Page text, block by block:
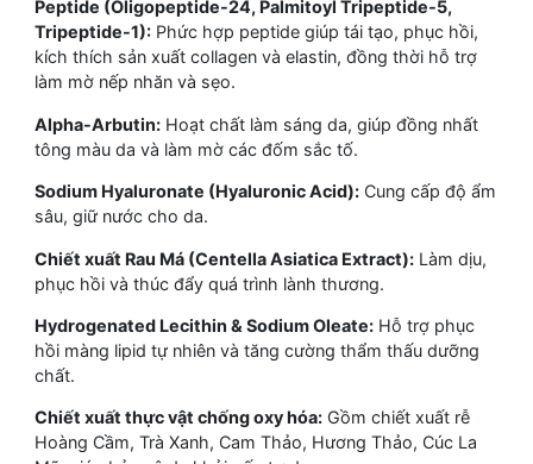
Peptide (Oligopeptide-24, Palmitoyl Tripeptide-5,
Tripeptide-1): Phức hợp peptide giúp tái tạo, phục hồi,
kích thích sản xuất collagen và elastin, đồng thời hỗ trợ
làm mờ nếp nhăn và sẹo.
Alpha-Arbutin: Hoạt chất làm sáng da, giúp đồng nhất
tông màu da và làm mờ các đốm sắc tố.
Sodium Hyaluronate (Hyaluronic Acid): Cung cấp độ ẩm
sâu, giữ nước cho da.
Chiết xuất Rau Má (Centella Asiatica Extract): Làm dịu,
phục hồi và thúc đẩy quá trình lành thương.
Hydrogenated Lecithin & Sodium Oleate: Hỗ trợ phục
hồi màng lipid tự nhiên và tăng cường thẩm thấu dưỡng
chất.
Chiết xuất thực vật chống oxy hóa: Gồm chiết xuất rễ
Hoàng Cầm, Trà Xanh, Cam Thảo, Hương Thảo, Cúc La